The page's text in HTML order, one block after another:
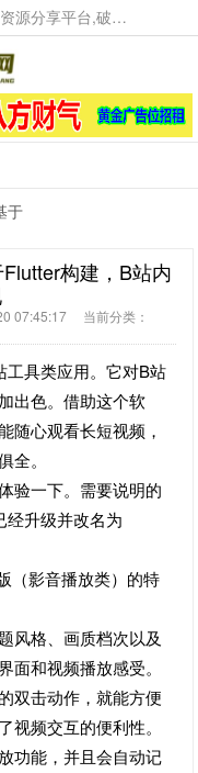
咸鱼资源网【www.xianyuai.cn】全网精品资源分享平台,破解软件,技术源码,火爆项目,工具辅助,这里无所不有。
于
构建，B站内
07:45:17 当前分类：
工具类应用。它对B站
出色。借助这个软
随心观看长短视频，
全。
验一下。需要说明的
经升级并改名为
（影音播放类）的特
风格、画质档次以及
面和视频播放感受。
双击动作，就能方便
视频交互的便利性。
功能，并且会自动记